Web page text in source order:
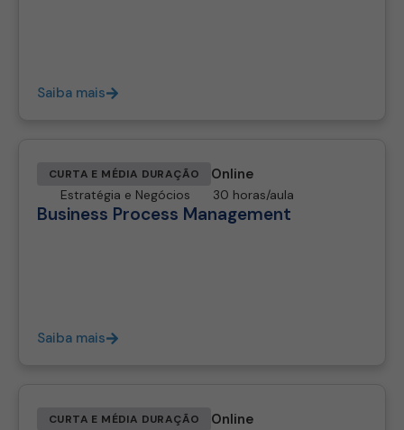
Saiba mais
CURTA E MÉDIA DURAÇÃO Online
Estratégia e Negócios 30 horas/aula
Business Process Management
Saiba mais
CURTA E MÉDIA DURAÇÃO Online